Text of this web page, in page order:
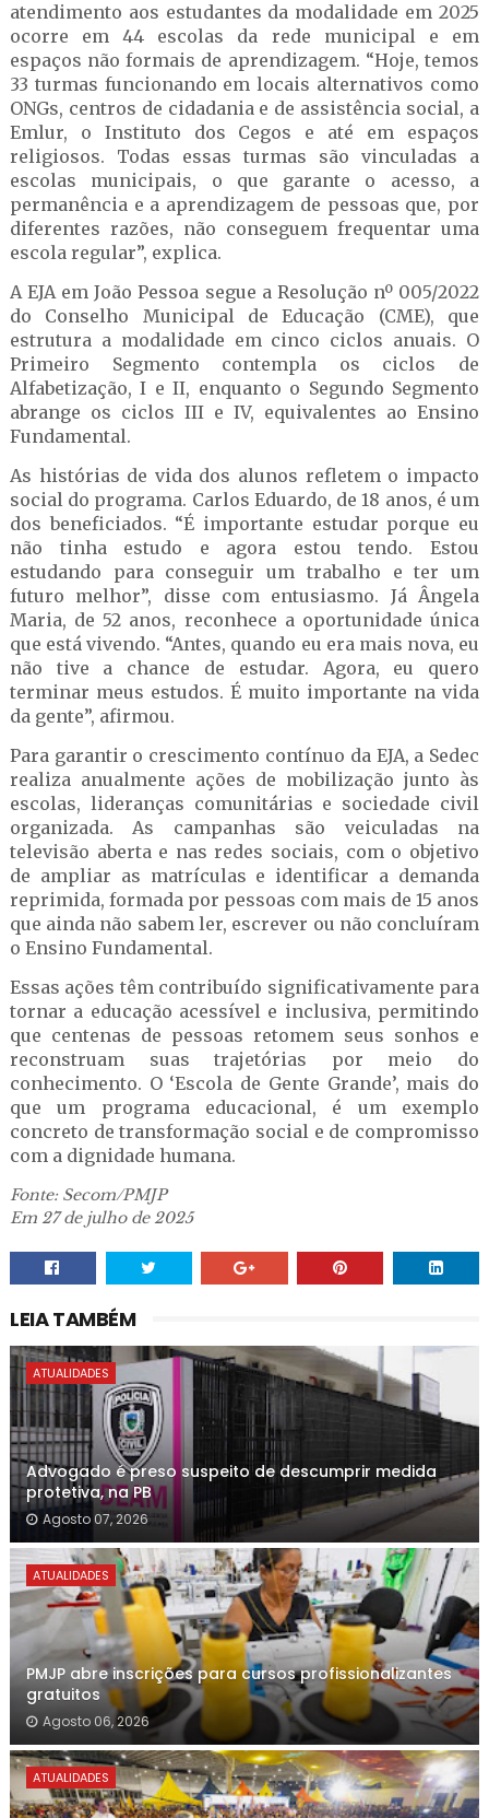
atendimento aos estudantes da modalidade em 2025
ocorre em 44 escolas da rede municipal e em
espaços não formais de aprendizagem. “Hoje, temos
33 turmas funcionando em locais alternativos como
ONGs, centros de cidadania e de assistência social, a
Emlur, o Instituto dos Cegos e até em espaços
religiosos. Todas essas turmas são vinculadas a
escolas municipais, o que garante o acesso, a
permanência e a aprendizagem de pessoas que, por
diferentes razões, não conseguem frequentar uma
escola regular”, explica.
A EJA em João Pessoa segue a Resolução nº 005/2022
do Conselho Municipal de Educação (CME), que
estrutura a modalidade em cinco ciclos anuais. O
Primeiro Segmento contempla os ciclos de
Alfabetização, I e II, enquanto o Segundo Segmento
abrange os ciclos III e IV, equivalentes ao Ensino
Fundamental.
As histórias de vida dos alunos refletem o impacto
social do programa. Carlos Eduardo, de 18 anos, é um
dos beneficiados. “É importante estudar porque eu
não tinha estudo e agora estou tendo. Estou
estudando para conseguir um trabalho e ter um
futuro melhor”, disse com entusiasmo. Já Ângela
Maria, de 52 anos, reconhece a oportunidade única
que está vivendo. “Antes, quando eu era mais nova, eu
não tive a chance de estudar. Agora, eu quero
terminar meus estudos. É muito importante na vida
da gente”, afirmou.
Para garantir o crescimento contínuo da EJA, a Sedec
realiza anualmente ações de mobilização junto às
escolas, lideranças comunitárias e sociedade civil
organizada. As campanhas são veiculadas na
televisão aberta e nas redes sociais, com o objetivo
de ampliar as matrículas e identificar a demanda
reprimida, formada por pessoas com mais de 15 anos
que ainda não sabem ler, escrever ou não concluíram
o Ensino Fundamental.
Essas ações têm contribuído significativamente para
tornar a educação acessível e inclusiva, permitindo
que centenas de pessoas retomem seus sonhos e
reconstruam suas trajetórias por meio do
conhecimento. O ‘Escola de Gente Grande’, mais do
que um programa educacional, é um exemplo
concreto de transformação social e de compromisso
com a dignidade humana.
Fonte: Secom/PMJP
Em 27 de julho de 2025
LEIA TAMBÉM
ATUALIDADES
Advogado é preso suspeito de descumprir medida
protetiva, na PB
Agosto 07, 2026
ATUALIDADES
PMJP abre inscrições para cursos profissionalizantes
gratuitos
Agosto 06, 2026
ATUALIDADES